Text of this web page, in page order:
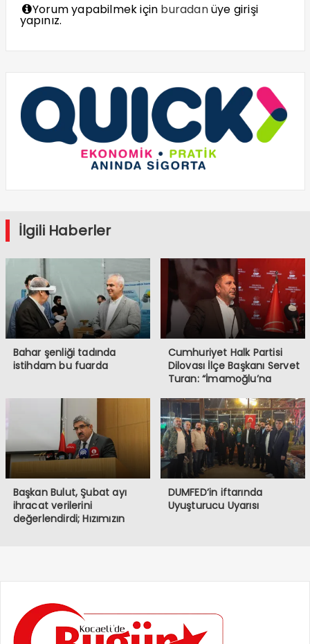
Yorum yapabilmek için buradanüye girişi
yapınız.
İlgili Haberler
Bahar şenliği tadında
istihdam bu fuarda
Cumhuriyet Halk Partisi
Dilovası İlçe Başkanı Servet
Turan: “İmamoğlu’na
Halkın İradesine
Müdahaledir”
Başkan Bulut, Şubat ayı
ihracat verilerini
değerlendirdi; Hızımızın
DUMFED’in iftarında
Uyuşturucu Uyarısı